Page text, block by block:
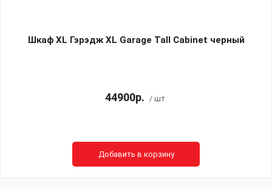
Шкаф XL Гэрэдж XL Garage Tall Cabinet черный
44900р. / шт.
Добавить в корзину